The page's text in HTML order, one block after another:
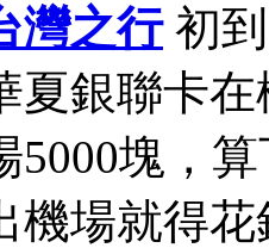
灣之行初到
夏銀聯卡
5000塊，
機場就得